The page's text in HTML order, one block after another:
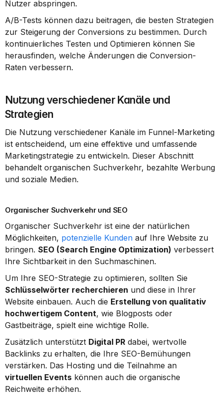
Nutzer abspringen.
A/B-Tests können dazu beitragen, die besten Strategien
zur Steigerung der Conversions zu bestimmen. Durch
kontinuierliches Testen und Optimieren können Sie
herausfinden, welche Änderungen die Conversion-
Raten verbessern.
Nutzung verschiedener Kanäle und
Strategien
Die Nutzung verschiedener Kanäle im Funnel-Marketing
ist entscheidend, um eine effektive und umfassende
Marketingstrategie zu entwickeln. Dieser Abschnitt
behandelt organischen Suchverkehr, bezahlte Werbung
und soziale Medien.
Organischer Suchverkehr und SEO
Organischer Suchverkehr ist eine der natürlichen
Möglichkeiten, potenzielle Kunden auf Ihre Website zu
bringen. SEO (Search Engine Optimization) verbessert
Ihre Sichtbarkeit in den Suchmaschinen.
Schlüsselwörter recherchieren und diese in Ihrer
Website einbauen. Auch die Erstellung von qualitativ
hochwertigem Content, wie Blogposts oder
Gastbeiträge, spielt eine wichtige Rolle.
Zusätzlich unterstützt Digital PR dabei, wertvolle
Backlinks zu erhalten, die Ihre SEO-Bemühungen
virtuellen Events können auch die organische
Reichweite erhöhen.